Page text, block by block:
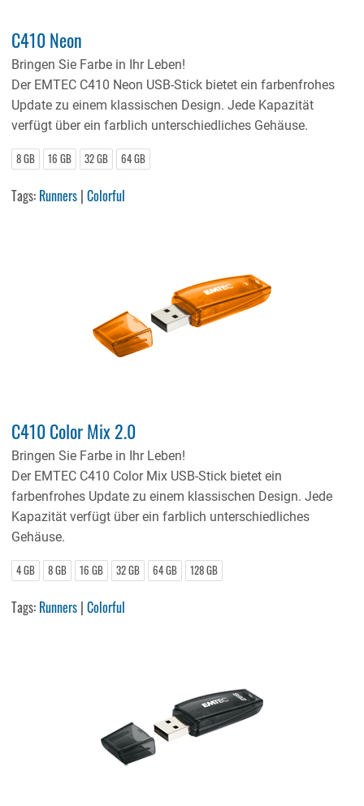
C410 Neon
Bringen Sie Farbe in Ihr Leben!
Der EMTEC C410 Neon USB-Stick bietet ein farbenfrohes
Update zu einem klassischen Design. Jede Kapazität
verfügt über ein farblich unterschiedliches Gehäuse.
8 GB 16 GB 32 GB 64 GB
Tags: Runners |Colorful
C410 Color Mix 2.0
Bringen Sie Farbe in Ihr Leben!
Der EMTEC C410 Color Mix USB-Stick bietet ein
farbenfrohes Update zu einem klassischen Design. Jede
Kapazität verfügt über ein farblich unterschiedliches
Gehäuse.
4 GB 8 GB 16 GB 32 GB 64 GB 128 GB
Tags: Runners |Colorful